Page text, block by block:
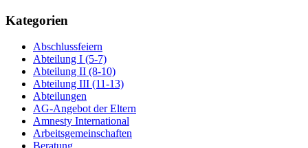
Kategorien
Abschlussfeiern
Abteilung I (5-7)
Abteilung II (8-10)
Abteilung III (11-13)
Abteilungen
AG-Angebot der Eltern
Amnesty International
Arbeitsgemeinschaften